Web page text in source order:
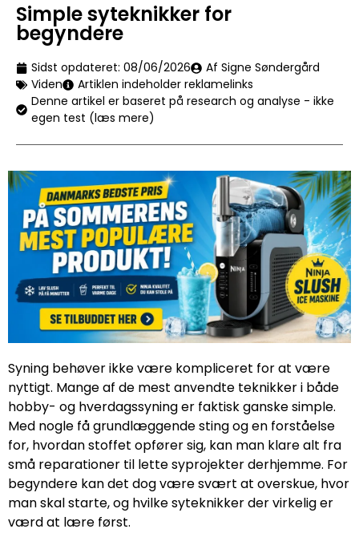
Simple syteknikker for
begyndere
Sidst opdateret: 08/06/2026
Af Signe Søndergård
Viden
Artiklen indeholder reklamelinks
Denne artikel er baseret på research og analyse - ikke
egen test (læs mere)
Syning behøver ikke være kompliceret for at være
nyttigt. Mange af de mest anvendte teknikker i både
hobby- og hverdagssyning er faktisk ganske simple.
Med nogle få grundlæggende sting og en forståelse
for, hvordan stoffet opfører sig, kan man klare alt fra
små reparationer til lette syprojekter derhjemme. For
begyndere kan det dog være svært at overskue, hvor
man skal starte, og hvilke syteknikker der virkelig er
værd at lære først.